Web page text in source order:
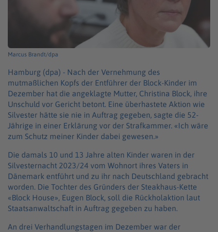
Marcus Brandt/dpa
Hamburg (dpa) - Nach der Vernehmung des
mutmaßlichen Kopfs der Entführer der Block-Kinder im
Dezember hat die angeklagte Mutter, Christina Block, ihre
Unschuld vor Gericht betont. Eine überhastete Aktion wie
Silvester hätte sie nie in Auftrag gegeben, sagte die 52-
Jährige in einer Erklärung vor der Strafkammer. «Ich wäre
zum Schutz meiner Kinder dabei gewesen.»
Die damals 10 und 13 Jahre alten Kinder waren in der
Silvesternacht 2023/24 vom Wohnort ihres Vaters in
Dänemark entführt und zu ihr nach Deutschland gebracht
worden. Die Tochter des Gründers der Steakhaus-Kette
«Block House», Eugen Block, soll die Rückholaktion laut
Staatsanwaltschaft in Auftrag gegeben zu haben.
An drei Verhandlungstagen im Dezember war der